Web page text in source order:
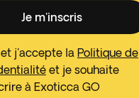
Je m'inscris
et j'accepte la Politique de
et je souhaite
à Exoticca GO